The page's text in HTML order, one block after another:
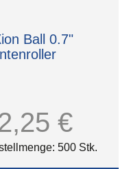
Ball 0.7"
€
500 Stk.